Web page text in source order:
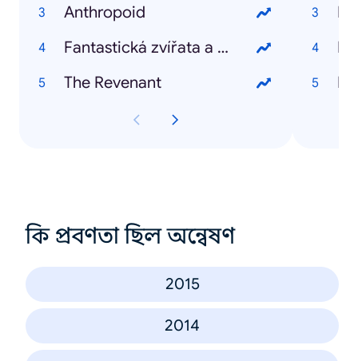
Anthropoid
Fantastická zvířata a kde je najít
The Revenant
কি প্রবণতা ছিল অন্বেষণ
2015
2014